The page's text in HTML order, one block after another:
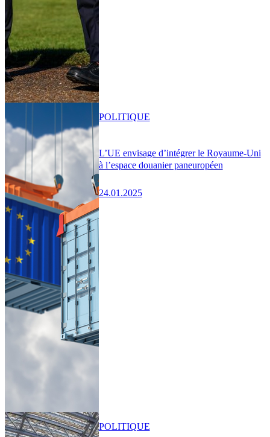
L’UE envisage d’intégrer le Royaume-Uni
à l’espace douanier paneuropéen
24.01.2025
POLITIQUE
POLITIQUE